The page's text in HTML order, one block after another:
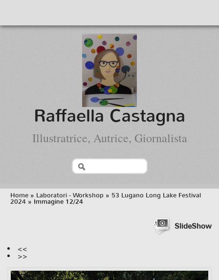
Raffaella Castagna
Illustratrice, Autrice, Giornalista
Home » Laboratori - Workshop » 53 Lugano Long Lake Festival
2024 » Immagine 12/24
SlideShow
<<
>>